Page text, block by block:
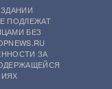
ПОДЛЕЖАТ
БЕЗ
ЗА